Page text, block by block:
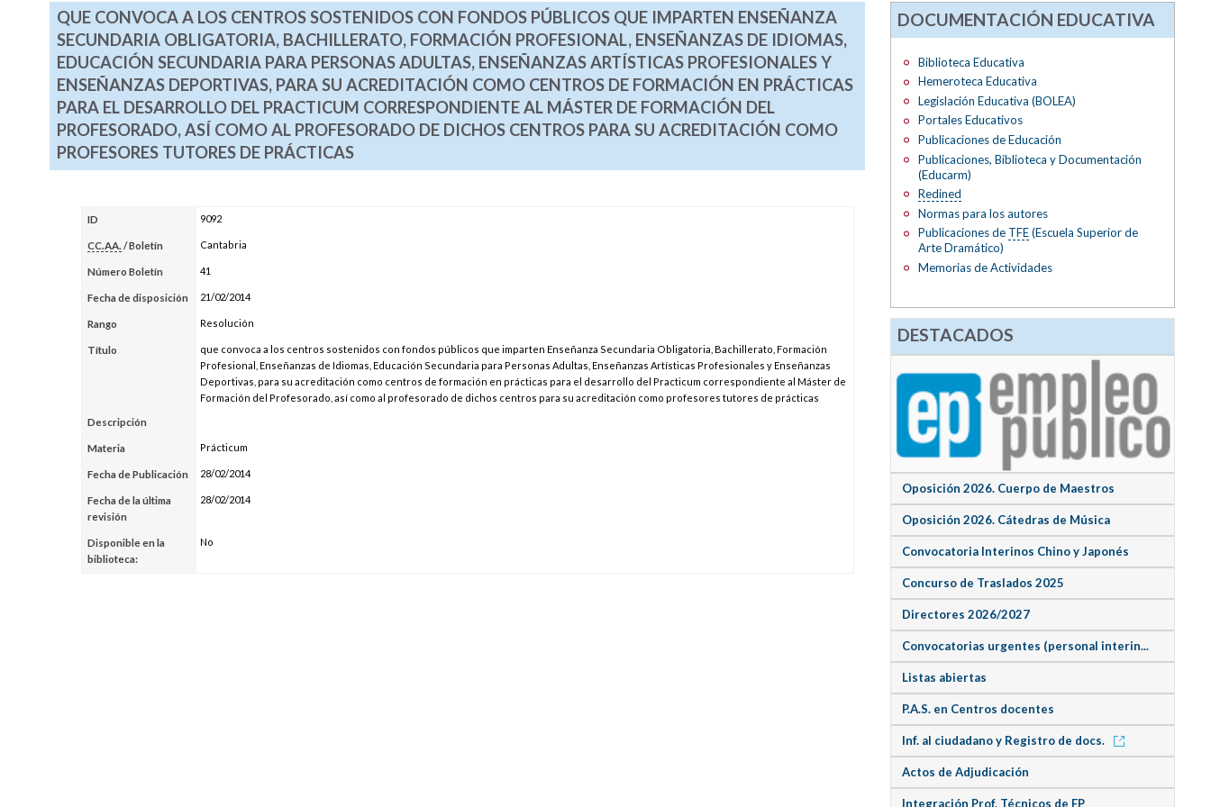
QUE CONVOCA A LOS CENTROS SOSTENIDOS CON FONDOS PÚBLICOS QUE IMPARTEN ENSEÑANZA
SECUNDARIA OBLIGATORIA, BACHILLERATO, FORMACIÓN PROFESIONAL, ENSEÑANZAS DE IDIOMAS,
EDUCACIÓN SECUNDARIA PARA PERSONAS ADULTAS, ENSEÑANZAS ARTÍSTICAS PROFESIONALES Y
ENSEÑANZAS DEPORTIVAS, PARA SU ACREDITACIÓN COMO CENTROS DE FORMACIÓN EN PRÁCTICAS
PARA EL DESARROLLO DEL PRACTICUM CORRESPONDIENTE AL MÁSTER DE FORMACIÓN DEL
PROFESORADO, ASÍ COMO AL PROFESORADO DE DICHOS CENTROS PARA SU ACREDITACIÓN COMO
PROFESORES TUTORES DE PRÁCTICAS
ID 9092
CC.AA. / Boletín Cantabria
Número Boletín 41
Fecha de disposición 21/02/2014
Rango Resolución
Título
que convoca a los centros sostenidos con fondos públicos que imparten Enseñanza Secundaria Obligatoria, Bachillerato, Formación
Profesional, Enseñanzas de Idiomas, Educación Secundaria para Personas Adultas, Enseñanzas Artísticas Profesionales y Enseñanzas
Deportivas, para su acreditación como centros de formación en prácticas para el desarrollo del Practicum correspondiente al Máster de
Formación del Profesorado, así como al profesorado de dichos centros para su acreditación como profesores tutores de prácticas
Descripción
Materia Prácticum
Fecha de Publicación 28/02/2014
Fecha de la última
revisión
28/02/2014
Disponible en la
biblioteca:
No
DOCUMENTACIÓN EDUCATIVA
Biblioteca Educativa
Hemeroteca Educativa
Legislación Educativa (BOLEA)
Portales Educativos
Publicaciones de Educación
Publicaciones, Biblioteca y Documentación
(Educarm)
Redined
Normas para los autores
Publicaciones de TFE(Escuela Superior de
Arte Dramático)
Memorias de Actividades
DESTACADOS
Oposición 2026. Cuerpo de Maestros
Oposición 2026. Cátedras de Música
Convocatoria Interinos Chino y Japonés
Concurso de Traslados 2025
Directores 2026/2027
Convocatorias urgentes (personal interin...
Listas abiertas
P.A.S. en Centros docentes
Inf. al ciudadano y Registro de docs.
Actos de Adjudicación
Integración Prof. Técnicos de FP